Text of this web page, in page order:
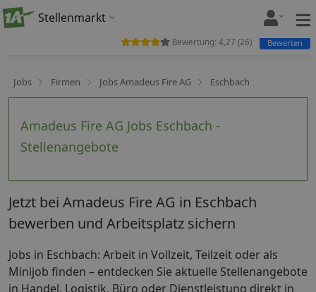
Stellenmarkt
Jobs Firmen Jobs Amadeus Fire AG Eschbach
Amadeus Fire AG Jobs Eschbach -
Stellenangebote
Bewertung: 4,27 (26) Bewerten
Jetzt bei Amadeus Fire AG in Eschbach
bewerben und Arbeitsplatz sichern
Jobs in Eschbach: Arbeit in Vollzeit, Teilzeit oder als
Minijob finden – entdecken Sie aktuelle Stellenangebote
in Handel, Logistik, Büro oder Dienstleistung direkt in